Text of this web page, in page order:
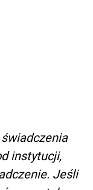
instytucji,
Jeśli